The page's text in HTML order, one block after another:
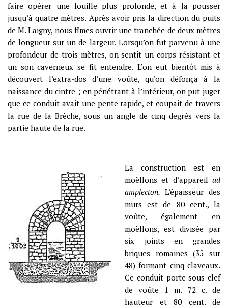
faire opérer une fouille plus profonde, et à la pousser
jusqu’à quatre mètres. Après avoir pris la direction du puits
de M. Laigny, nous fîmes ouvrir une tranchée de deux mètres
de longueur sur un de largeur. Lorsqu’on fut parvenu à une
profondeur de trois mètres, on sentit un corps résistant et
un son caverneux se fit entendre. L’on eut bientôt mis à
découvert l’extra-dos d’une voûte, qu’on défonça à la
naissance du cintre ; en pénétrant à l’intérieur, on put juger
que ce conduit avait une pente rapide, et coupait de travers
la rue de la Brèche, sous un angle de cinq degrés vers la
partie haute de la rue.
La construction est en
moëllons et d’appareil ad
amplecton. L’épaisseur des
murs est de 80 cent., la
voûte, également en
moëllons, est divisée par
six joints en grandes
briques romaines (35 sur
48) formant cinq claveaux.
Ce conduit porte sous clef
de voûte 1 m. 72 c. de
hauteur et 80 cent. de